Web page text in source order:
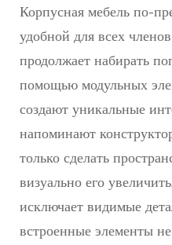
Корпусная мебель по-
удобной для всех
продолжает набирать
помощью модульных
создают уникальные
напоминают
только сделать
визуально его
исключает видимые
встроенные элементы не